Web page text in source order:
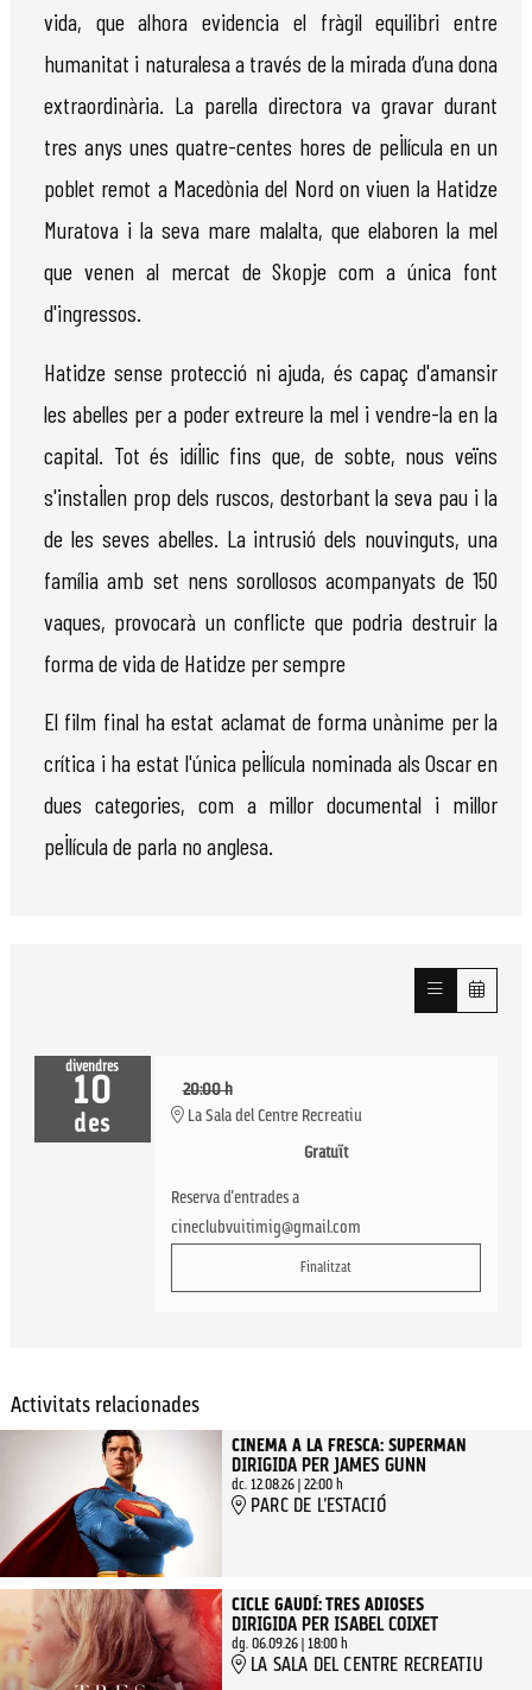
vida, que alhora evidencia el fràgil equilibri entre
humanitat i naturalesa a través de la mirada d’una dona
extraordinària. La parella directora va gravar durant
tres anys unes quatre-centes hores de pel·lícula en un
poblet remot a Macedònia del Nord on viuen la Hatidze
Muratova i la seva mare malalta, que elaboren la mel
que venen al mercat de Skopje com a única font
d'ingressos.
Hatidze sense protecció ni ajuda, és capaç d'amansir
les abelles per a poder extreure la mel i vendre-la en la
capital. Tot és idíl·lic fins que, de sobte, nous veïns
s'instal·len prop dels ruscos, destorbant la seva pau i la
de les seves abelles. La intrusió dels nouvinguts, una
família amb set nens sorollosos acompanyats de 150
vaques, provocarà un conflicte que podria destruir la
forma de vida de Hatidze per sempre
El film final ha estat aclamat de forma unànime per la
crítica i ha estat l'única pel·lícula nominada als Oscar en
dues categories, com a millor documental i millor
pel·lícula de parla no anglesa.
divendres
10
des
20:00 h
La Sala del Centre Recreatiu
Gratuït
Reserva d'entrades a
cineclubvuitimig@gmail.com
Finalitzat
Activitats relacionades
CINEMA A LA FRESCA: SUPERMAN
DIRIGIDA PER JAMES GUNN
dc. 12.08.26| 22:00 h
PARC DE L'ESTACIÓ
CICLE GAUDÍ: TRES ADIOSES
DIRIGIDA PER ISABEL COIXET
dg. 06.09.26| 18:00 h
LA SALA DEL CENTRE RECREATIU